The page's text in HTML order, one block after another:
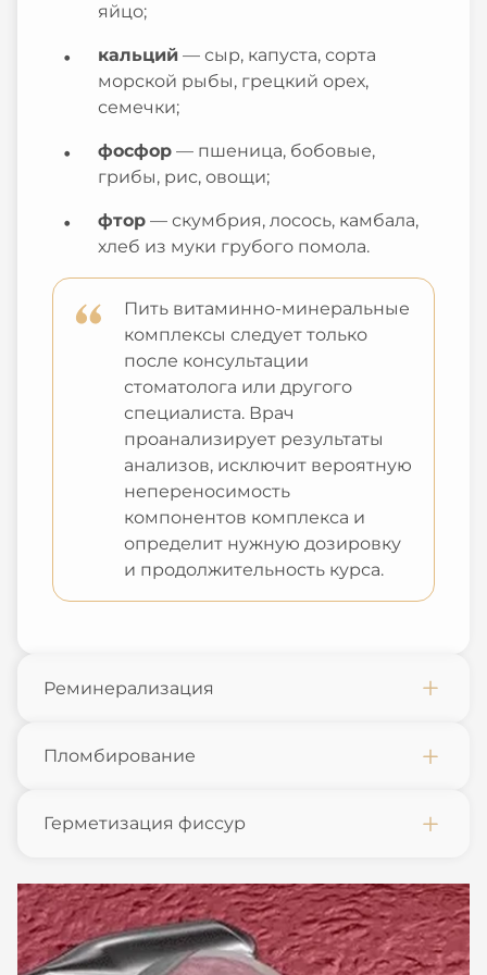
яйцо;
кальций — сыр, капуста, сорта
морской рыбы, грецкий орех,
семечки;
фосфор — пшеница, бобовые,
грибы, рис, овощи;
фтор — скумбрия, лосось, камбала,
хлеб из муки грубого помола.
Пить витаминно-минеральные
комплексы следует только
после консультации
стоматолога или другого
специалиста. Врач
проанализирует результаты
анализов, исключит вероятную
непереносимость
компонентов комплекса и
определит нужную дозировку
и продолжительность курса.
Реминерализация
Пломбирование
Герметизация фиссур